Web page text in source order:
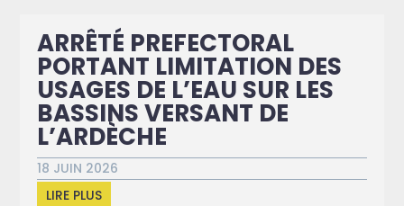
ARRÊTÉ PREFECTORAL
PORTANT LIMITATION DES
USAGES DE L’EAU SUR LES
BASSINS VERSANT DE
L’ARDÈCHE
18 JUIN 2026
LIRE PLUS